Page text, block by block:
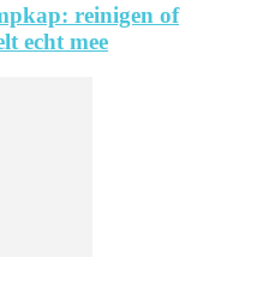
reinigen of
echt mee